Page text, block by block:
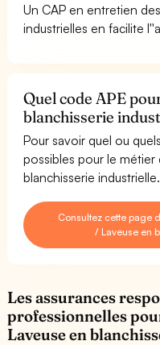
Un CAP en entretien
industrielles en facilite
Quel code APE
blanchisserie
Pour savoir quel ou
possibles pour le métier
blanchisserie industrielle.
Consultez cette page
/ Laveuse en
Les assurances
professionnelles
Laveuse en